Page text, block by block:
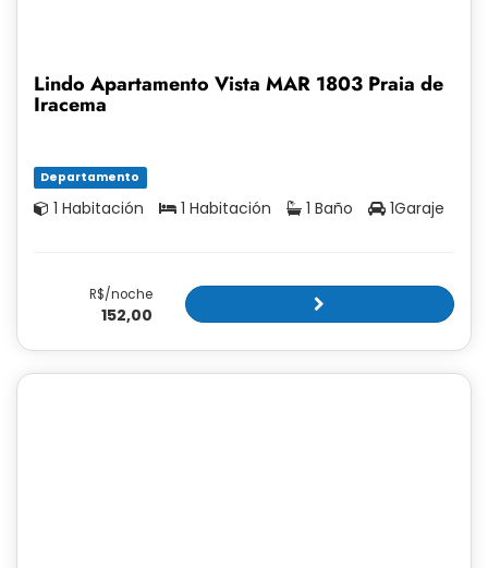
Lindo Apartamento Vista MAR 1803 Praia de
Iracema
Departamento
1 Habitación 1 Habitación 1 Baño 1Garaje
R$/noche
152,00